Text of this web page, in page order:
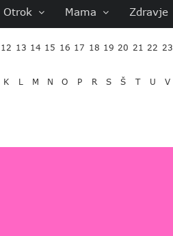
Otrok Mama Zdravje
12 13 14 15 16 17 18 19 20 21 22 23
K L M N O P R S Š T U V